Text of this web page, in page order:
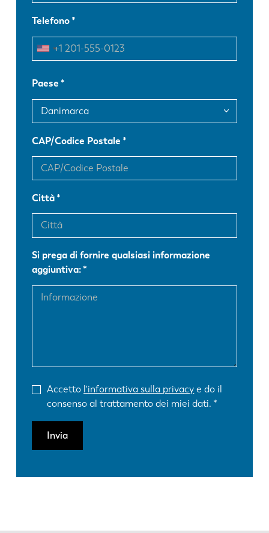
Telefono
Paese
CAP/Codice Postale
Città
Si prega di fornire qualsiasi informazione
aggiuntiva:
Accetto l'informativa sulla privacy e do il
consenso al trattamento dei miei dati.
Invia
EN
ES
KO CN